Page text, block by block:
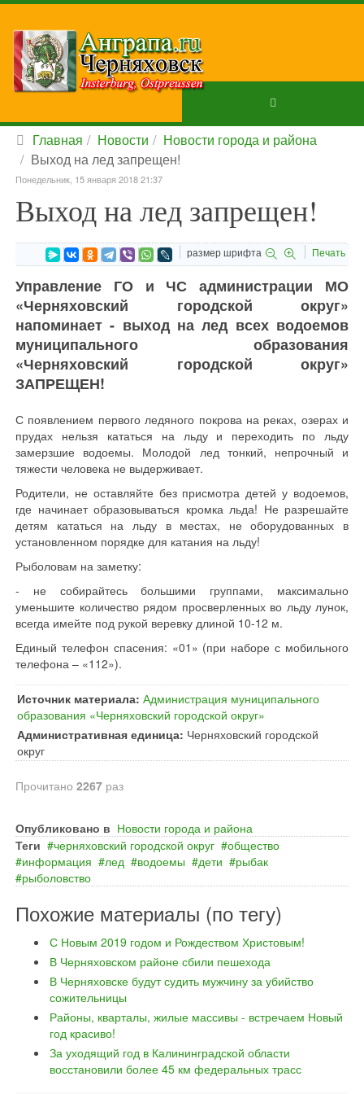
Главная Новости
Новости города и района
Выход на лед запрещен!
Понедельник, 15 января 2018 21:37
Выход на лед запрещен!
размер шрифта Печать
Управление ГО и ЧС администрации МО
«Черняховский городской округ»
напоминает - выход на лед всех водоемов
муниципального образования
«Черняховский городской округ»
ЗАПРЕЩЕН!
С появлением первого ледяного покрова на реках, озерах и
прудах нельзя кататься на льду и переходить по льду
замерзшие водоемы. Молодой лед тонкий, непрочный и
тяжести человека не выдерживает.
Родители, не оставляйте без присмотра детей у водоемов,
где начинает образовываться кромка льда! Не разрешайте
детям кататься на льду в местах, не оборудованных в
установленном порядке для катания на льду!
Рыболовам на заметку:
- не собирайтесь большими группами, максимально
уменьшите количество рядом просверленных во льду лунок,
всегда имейте под рукой веревку длиной 10-12 м.
Единый телефон спасения: «01» (при наборе с мобильного
телефона – «112»).
Источник материала: Администрация муниципального
образования «Черняховский городской округ»
Административная единица: Черняховский городской
округ
Прочитано 2267 раз
Опубликовано в Новости города и района
Теги
черняховский городской округ
общество
информация
лед водоемы дети
рыбак
рыболовство
Похожие материалы (по тегу)
С Новым 2019 годом и Рождеством Христовым!
В Черняховском районе сбили пешехода
В Черняховске будут судить мужчину за убийство
сожительницы
Районы, кварталы, жилые массивы - встречаем Новый
год красиво!
За уходящий год в Калининградской области
восстановили более 45 км федеральных трасс